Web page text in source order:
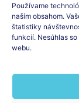
Používame
naším obsahom.
štatistiky
funkcií. Nesúhlas
webu.
Prihláste